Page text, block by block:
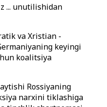
... unutilishidan
va Xristian -
keyingi
koalitsiya
Rossiyaning
narxini tiklashiga